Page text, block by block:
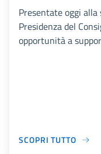
Presentate oggi
Presidenza del
opportunità a
SCOPRI TUTTO